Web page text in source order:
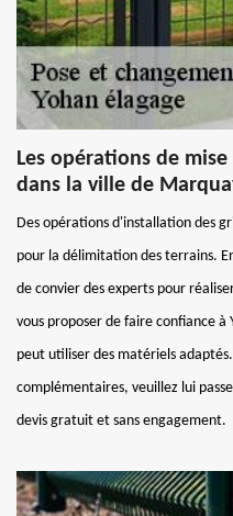
Les opérations de
dans la ville de
Des opérations d'installation des
pour la délimitation des terrains.
de convier des experts pour
vous proposer de faire confiance
peut utiliser des matériels
complémentaires, veuillez lui
devis gratuit et sans engagement.